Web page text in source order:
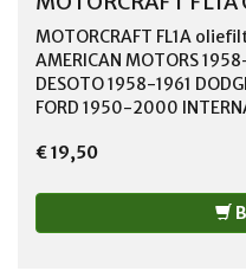
MOTORCRAFT FL1A
AMERICAN MOTORS
DESOTO 1958-1961
FORD 1950-2000
MERCURY 1958-2001
€ 19,50